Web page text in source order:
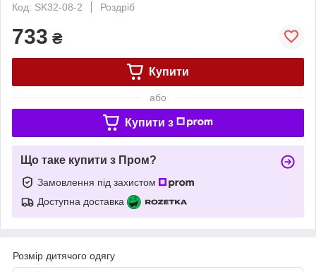
Код: SK32-08-2
Роздріб
733 ₴
Купити
або
Купити з
Що таке купити з Пром?
Замовлення під захистом
Доступна доставка
Розмір дитячого одягу